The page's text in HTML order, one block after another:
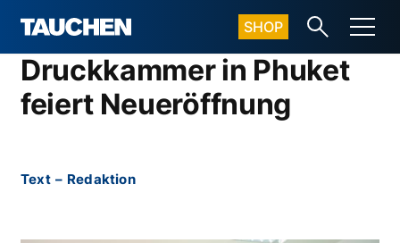
SHOP
Druckkammer in Phuket
feiert Neueröffnung
Text – Redaktion